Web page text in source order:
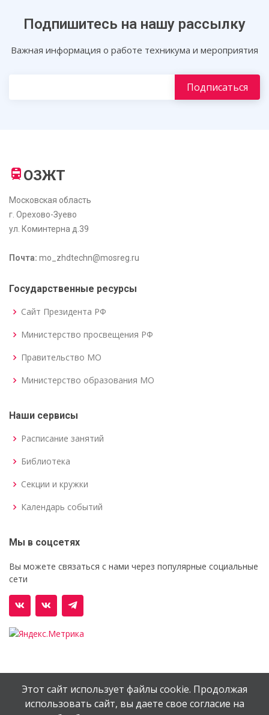
Подпишитесь на нашу рассылку
Важная информация о работе техникума и мероприятия
ОЗЖТ
Московская область
г. Орехово-Зуево
ул. Коминтерна д.39
Почта: mo_zhdtechn@mosreg.ru
Государственные ресурсы
Сайт Президента РФ
Министерство просвещения РФ
Правительство МО
Министерство образования МО
Наши сервисы
Расписание занятий
Библиотека
Секции и кружки
Календарь событий
Мы в соцсетях
Вы можете связаться с нами через популярные социальные
сети
© Орехово-Зуевский железнодорожный техникум им.
В.И.Бондаренко
Этот сайт использует файлы cookie. Продолжая
использовать сайт, вы даете свое согласие на